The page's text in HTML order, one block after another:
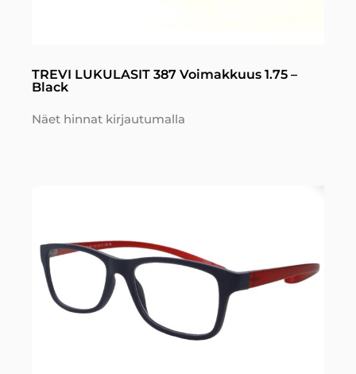
TREVI LUKULASIT 387 Voimakkuus 1.75 –
Black
Näet hinnat kirjautumalla